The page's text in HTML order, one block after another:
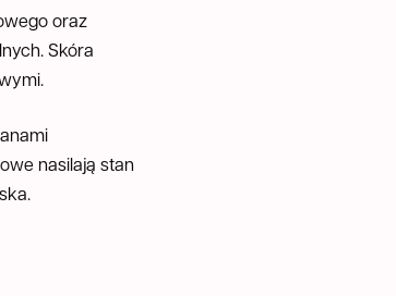
oraz
Skóra
nasilają stan